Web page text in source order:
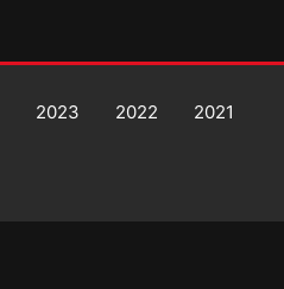
2023 2022 2021